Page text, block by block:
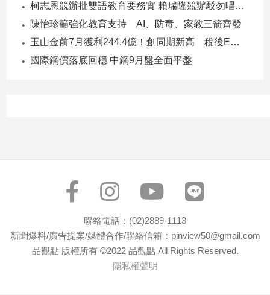
動
寵
物
Pet
體
柯志恩競辦批雙語教育要務實 賴瑞隆競辦駁勿唱衰高雄
陳怡珍籲強化教育支持 AI、防毒、家教三箭齊發
玉山金前7月獲利244.4億！創同期新高 稅後EPS自結1.51元
國際鋼價落底回穩 中鋼9月盤全面平盤
聯絡電話：(02)2889-1113
新聞爆料/廣告提案/媒體合作/聯絡信箱：pinview50@gmail.com
品觀點 版權所有 ©2022 品觀點 All Rights Reserved.
隱私權聲明